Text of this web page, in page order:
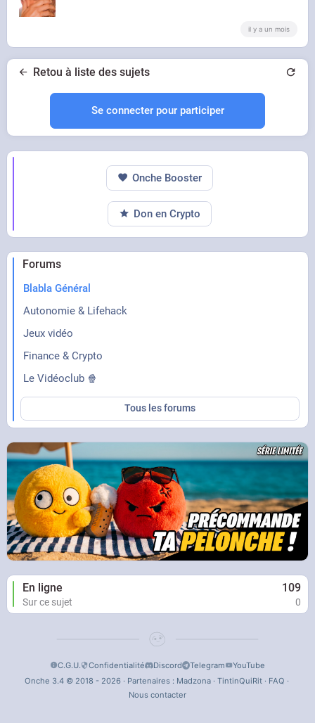
il y a un mois
Retou à liste des sujets
Se connecter pour participer
Forums
Blabla Général
Autonomie & Lifehack
Jeux vidéo
Finance & Crypto
Le Vidéoclub 🍿
Tous les forums
En ligne 109
Sur ce sujet 0
Onche Booster
Don en Crypto
C.G.U. Confidentialité Discord Telegram
YouTube
Onche 3.4 © 2018 - 2026 · Partenaires : Madzona· TintinQuiRit· FAQ ·
Nous contacter